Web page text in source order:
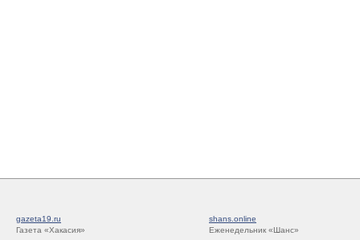
gazeta19.ru
Газета «Хакасия»
shans.online
Еженедельник «Шанс»